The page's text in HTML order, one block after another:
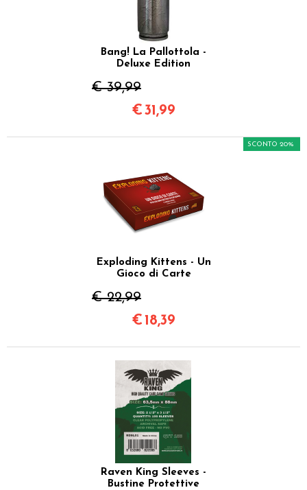
Bang! La Pallottola -
Deluxe Edition
€ 39,99
€31,99
Exploding Kittens - Un
Gioco di Carte
€ 22,99
SCONTO 20%
€ 18,39
Raven King Sleeves -
Bustine Protettive